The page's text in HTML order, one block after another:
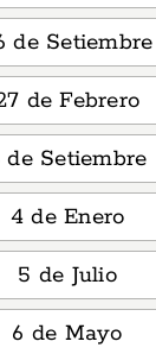
de Setiembre
de Febrero
de Setiembre
4 de Enero
5 de Julio
6 de Mayo